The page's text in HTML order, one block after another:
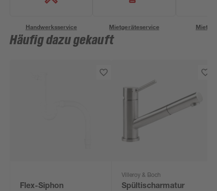
Handwerksservice Mietgeräteservice
Häufig dazu gekauft
Flex-Siphon
Villeroy & Boch
Spültischarmatur